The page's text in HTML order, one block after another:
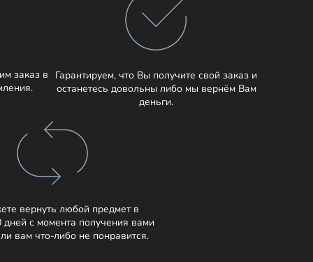
заказ в
Гарантируем, что Вы получите свой заказ и
останетесь довольны либо мы вернём Вам
деньги.
вернуть любой предмет в
дней с момента получения вами
вам что-либо не понравится.